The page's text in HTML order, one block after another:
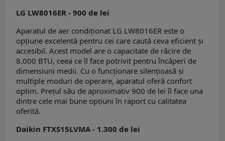
LG LW8016ER - 900 de lei
Aparatul de aer condiționat LG LW8016ER este o
opțiune excelentă pentru cei care caută ceva eficient și
accesibil. Acest model are o capacitate de răcire de
8.000 BTU, ceea ce îl face potrivit pentru încăperi de
dimensiuni medii. Cu o funcționare silențioasă și
multiple moduri de operare, aparatul oferă confort
optim. Prețul său de aproximativ 900 de lei îl face una
dintre cele mai bune opțiuni în raport cu calitatea
oferită.
Daikin FTXS15LVMA - 1.300 de lei